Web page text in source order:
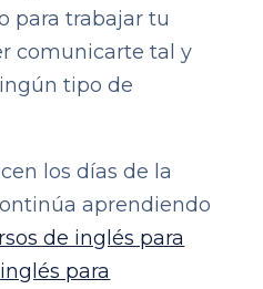
para trabajar tu
comunicarte tal y
tipo de
los días de la
aprendiendo
de inglés para
para